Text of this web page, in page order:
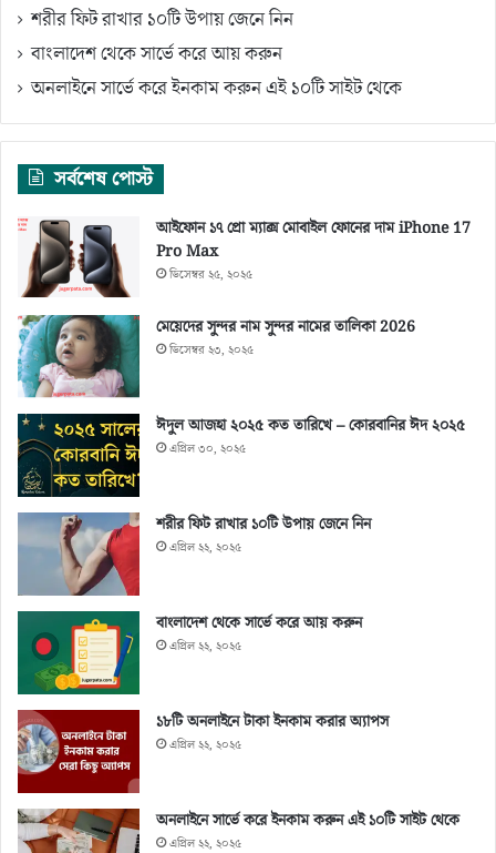
শরীর ফিট রাখার ১০টি উপায় জেনে নিন
বাংলাদেশ থেকে সার্ভে করে আয় করুন
অনলাইনে সার্ভে করে ইনকাম করুন এই ১০টি সাইট থেকে
সর্বশেষ পোস্ট
আইফোন ১৭ প্রো ম্যাক্স মোবাইল ফোনের দাম iPhone 17
Pro Max
ডিসেম্বর ২৫, ২০২৫
মেয়েদের সুন্দর নাম সুন্দর নামের তালিকা 2026
ডিসেম্বর ২৩, ২০২৫
ঈদুল আজহা ২০২৫ কত তারিখে – কোরবানির ঈদ ২০২৫
এপ্রিল ৩০, ২০২৫
শরীর ফিট রাখার ১০টি উপায় জেনে নিন
এপ্রিল ২২, ২০২৫
বাংলাদেশ থেকে সার্ভে করে আয় করুন
এপ্রিল ২২, ২০২৫
১৮টি অনলাইনে টাকা ইনকাম করার অ্যাপস
এপ্রিল ২২, ২০২৫
অনলাইনে সার্ভে করে ইনকাম করুন এই ১০টি সাইট থেকে
এপ্রিল ২২, ২০২৫